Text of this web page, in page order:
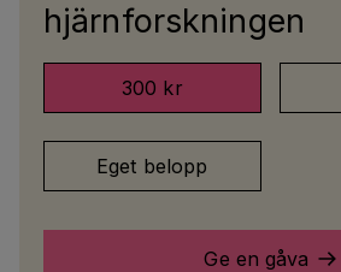
hjärnforskningen
300 kr
Eget belopp
Ge en gåva